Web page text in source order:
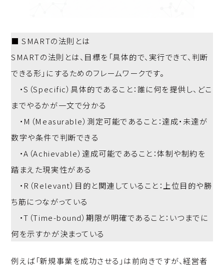
■ SMARTの法則とは
SMARTの法則とは、目標を「具体的で、実行できて、判断
できる形」にするためのフレームワークです。
・S（Specific）具体的であること：誰に何を提供し、どこ
までやるかが一文で分かる
・M（Measurable）測定可能であること：達成・未達が
数字や条件で判断できる
・A（Achievable）達成可能であること：体制や制約を
踏まえた現実性がある
・R（Relevant）目的と関連していること：上位目的や勝
ち筋につながっている
・T（Time-bound）期限が明確であること：いつまでに
何を示すかが決まっている
例えば「新規事業を成功させる」は前向きですが、経営者